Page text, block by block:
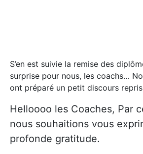
S’en est suivie la remise des
surprise pour nous, les coachs…
ont préparé un petit discours
Helloooo les Coaches, Par
nous souhaitions vous
profonde gratitude.